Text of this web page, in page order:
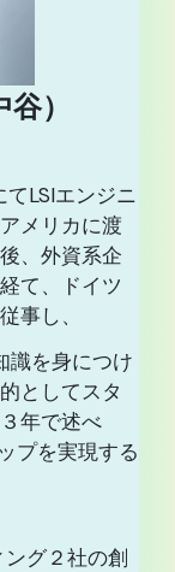
）
LSIエンジニ
メリカに渡
、外資系企
て、ドイツ
事し、
識を身につけ
としてスタ
年で述べ
プを実現する
グ２社の創